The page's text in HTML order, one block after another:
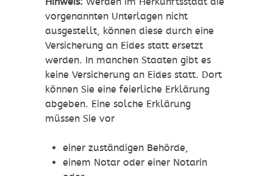
vorgenannten Unterlagen nicht
ausgestellt, können diese durch eine
Versicherung an Eides statt ersetzt
werden. In manchen Staaten gibt es
keine Versicherung an Eides statt. Dort
können Sie eine feierliche Erklärung
abgeben. Eine solche Erklärung
müssen Sie vor
einer zuständigen Behörde,
einem Notar oder einer Notarin